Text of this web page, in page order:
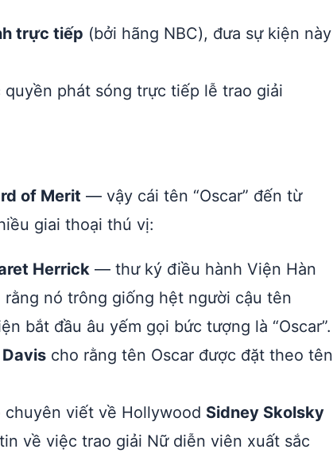
trực tiếp (bởi hãng NBC), đưa sự kiện này
phát sóng trực tiếp lễ trao giải
of Merit — vậy cái tên “Oscar” đến từ
giai thoại thú vị:
Herrick — thư ký điều hành Viện Hàn
nó trông giống hệt người cậu tên
bắt đầu âu yếm gọi bức tượng là “Oscar”.
cho rằng tên Oscar được đặt theo tên
chuyên viết về Hollywood Sidney Skolsky
về việc trao giải Nữ diễn viên xuất sắc